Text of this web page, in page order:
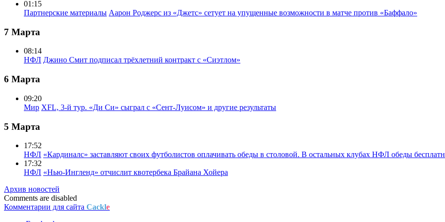
01:15
Партнерские материалы Аарон Роджерс из «Джетс» сетует на упущенные возможности в матче против «Баффало»
7 Марта
08:14
НФЛ Джино Смит подписал трёхлетний контракт с «Сиэтлом»
6 Марта
09:20
Мир XFL, 3-й тур. «Ди Си» сыграл с «Сент-Луисом» и другие результаты
5 Марта
17:52
НФЛ «Кардиналс» заставляют своих футболистов оплачивать обеды в столовой. В остальных клубах НФЛ обеды
17:32
НФЛ «Нью-Ингленд» отчислит квотербека Брайана Хойера
Архив новостей
Comments are disabled
Комментарии для сайта Cackle